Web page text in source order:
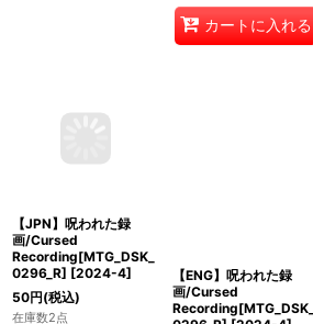
カートに入れる
【JPN】呪われた録
画/Cursed
Recording[MTG_DSK_
【ENG】呪われた録
画/Cursed
Recording[MTG_DSK_